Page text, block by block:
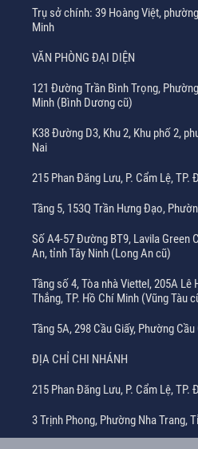
Trụ sở chính: 39 Hoàng Việt,
Minh
VĂN PHÒNG ĐẠI DIỆN
121 Đường Trần Bình Trọng,
Minh (Bình Dương cũ)
K38 Đường D3, Khu 2, Khu phố 2,
Nai
215 Phan Đăng Lưu, P. Cẩm Lệ, TP.
Tầng 5, 153Q Trần Hưng Đạo,
Số A4-57 Đường BT9, Lavila Green
An, tỉnh Tây Ninh (Long An cũ)
Tầng số 4, Tòa nhà Viettel, 205A Lê
Thắng, TP. Hồ Chí Minh (Vũng Tàu
Tầng 5A, 298 Cầu Giấy, Phường Cầu
ĐỊA CHỈ CHI NHÁNH
215 Phan Đăng Lưu, P. Cẩm Lệ, TP.
3 Trịnh Phong, Phường Nha Trang,